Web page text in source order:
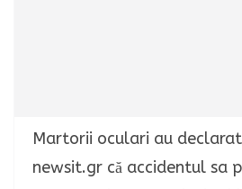
Martorii oculari au
newsit.gr că accidentul sa